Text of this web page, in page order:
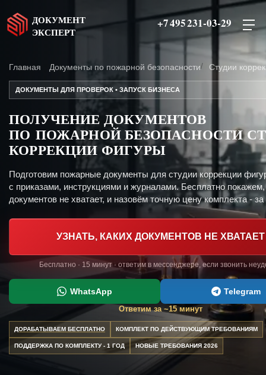
ДОКУМЕНТ
ЭКСПЕРТ
+7 495 231-03-29
Главная Документы по пожарной безопасности Студии
ДОКУМЕНТЫ ДЛЯ ПРОВЕРОК • ЗАПУСК БИЗНЕСА
ПОЛУЧЕНИЕ ДОКУМЕНТОВ
ПО ПОЖАРНОЙ БЕЗОПАСНОСТИ
КОРРЕКЦИИ ФИГУРЫ
Подготовим пожарные документы для студии коррекции
с приказами, инструкциями и журналами. Бесплатно покажем,
документов не хватает, и назовём точную цену комплекта - за
УЗНАТЬ, КАКИХ ДОКУМЕНТОВ НЕ ХВАТАЕТ
Бесплатно · 15 минут · ответим в мессенджере, если звонить
WhatsApp Telegram
Ответим за ~15 минут
ДОРАБАТЫВАЕМ БЕСПЛАТНО КОМПЛЕКТ ПО ДЕЙСТВУЮЩИМ ТРЕБОВАНИЯМ
ПОДДЕРЖКА ПО КОМПЛЕКТУ - 1 ГОД НОВЫЕ ТРЕБОВАНИЯ 2026